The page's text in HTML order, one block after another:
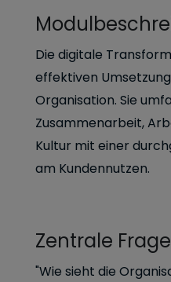
Die digitale
effektiven
Organisation. Sie
Zusammenarbeit,
Kultur mit einer
am Kundennutzen.
Zentrale Frage
"Wie sieht die